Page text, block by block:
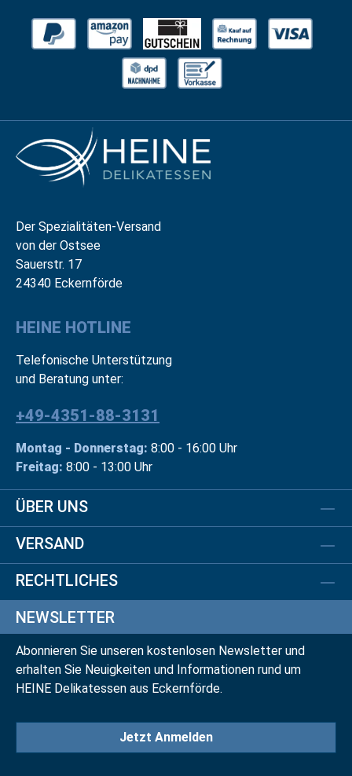
Der Spezialitäten-Versand
von der Ostsee
Sauerstr. 17
24340 Eckernförde
HEINE HOTLINE
Telefonische Unterstützung
und Beratung unter:
+49-4351-88-3131
Montag - Donnerstag: 8:00 - 16:00 Uhr
Freitag: 8:00 - 13:00 Uhr
ÜBER UNS
VERSAND
RECHTLICHES
NEWSLETTER
Abonnieren Sie unseren kostenlosen Newsletter und
erhalten Sie Neuigkeiten und Informationen rund um
HEINE Delikatessen aus Eckernförde.
Jetzt Anmelden